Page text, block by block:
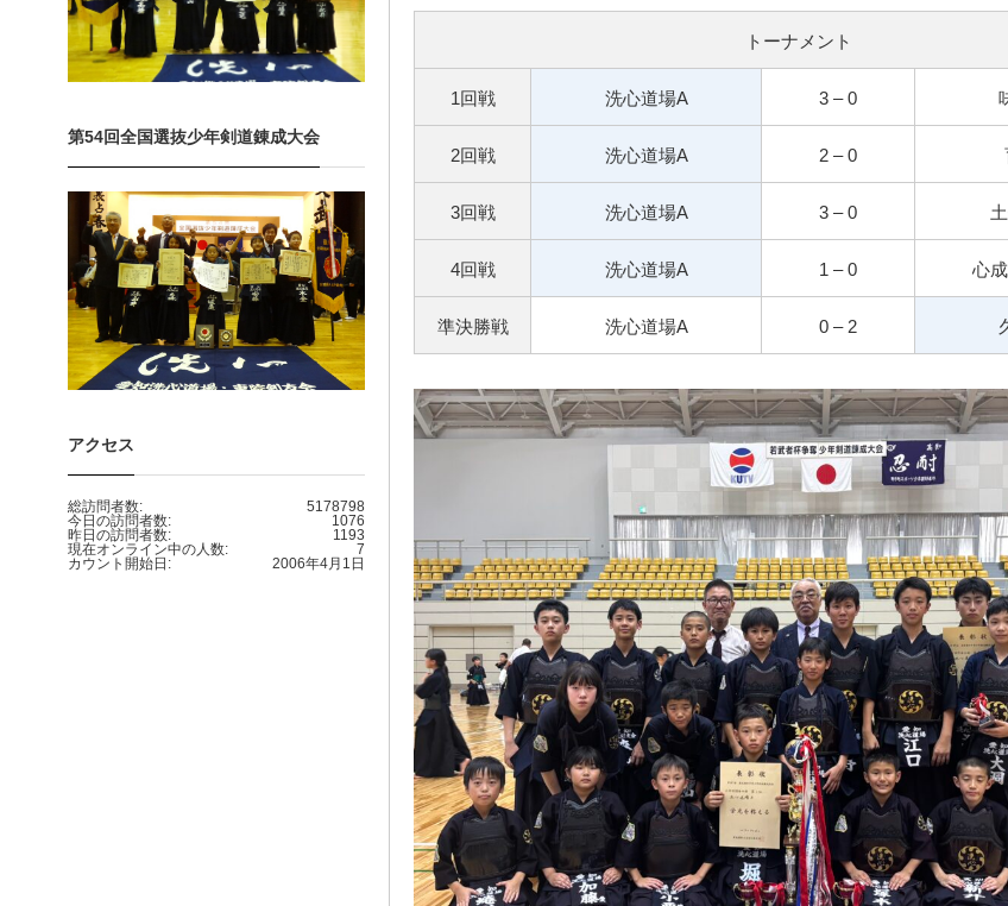
トーナメント
1回戦 洗心道場A 3 – 0
2回戦 洗心道場A 2 – 0
3回戦 洗心道場A 3 – 0
4回戦 洗心道場A 1 – 0 心
準決勝戦 洗心道場A 0 – 2
第54回全国選抜少年剣道錬成大会
アクセス
5178798
総訪問者数:
1076
今日の訪問者数:
1193
昨日の訪問者数:
7
現在オンライン中の人数:
2006年4月1日
カウント開始日: